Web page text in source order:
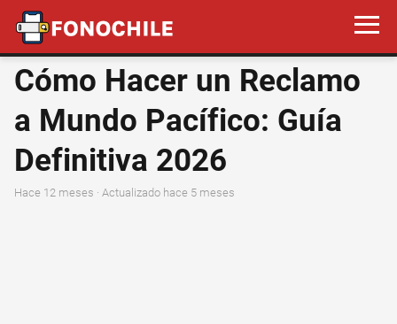
Cómo Hacer un Reclamo
a Mundo Pacífico: Guía
Definitiva 2026
hace 12 meses · Actualizado hace 5 meses